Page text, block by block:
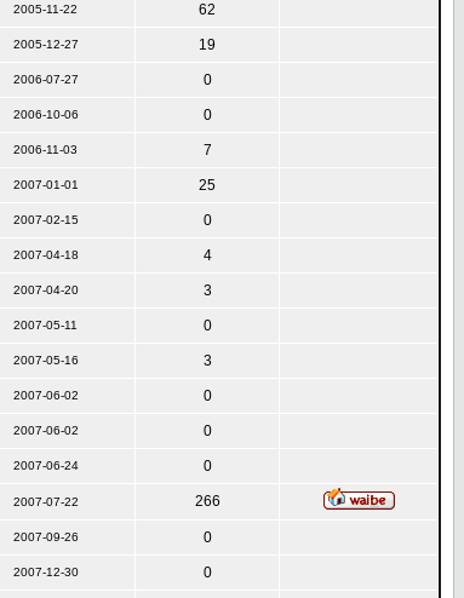
2005-11-22 62
2005-12-27 19
2006-07-27 0
2006-10-06 0
2006-11-03 7
2007-01-01 25
2007-02-15 0
2007-04-18 4
2007-04-20 3
2007-05-11 0
2007-05-16 3
2007-06-02 0
2007-06-02 0
2007-06-24 0
2007-07-22 266
2007-09-26 0
2007-12-30 0